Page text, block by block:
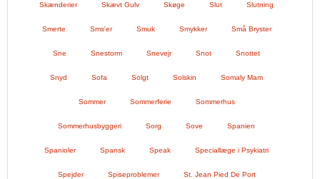
Skænderier Skævt Gulv Skøge Slut Slutning
Smerte Sms'er Smuk Smykker Små Bryster
Sne Snestorm Snevejr Snot Snottet
Snyd Sofa Solgt Solskin Somaly Mam
Sommer Sommerferie Sommerhus
Sommerhusbyggeri Sorg Sove Spanien
Spanioler Spansk Speak Speciallæge i Psykiatri
Spejder Spiseproblemer St. Jean Pied De Port